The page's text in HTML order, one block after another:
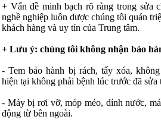
+ Vấn đề minh bạch rõ ràng trong sửa
nghề nghiệp luôn dược chúng tôi quán
khách hàng và uy tín của Trung tâm.
+ Lưu ý: chúng tôi không nhận bảo
- Tem bảo hành bị rách, tẩy xóa,
hiện tại không phải bệnh lúc trước đã
- Máy bị rơi vỡ, móp méo, dính nước,
động từ bên ngoài.